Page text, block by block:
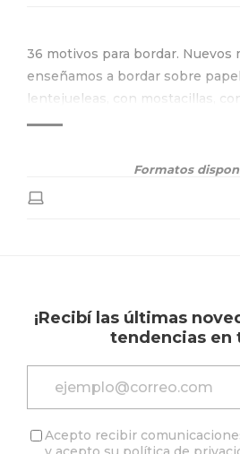
36 motivos para bordar. Nuevos
enseñamos a bordar sobre
lentejueleas, con mostacillas,
con pintura. También vas a
otros muy modernos!Formatos
¡Recibí las últimas
tendencias en
Acepto recibir